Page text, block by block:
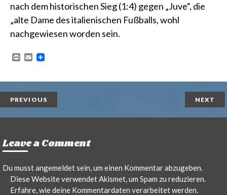
nach dem historischen Sieg (1:4) gegen „Juve“, die
„alte Dame des italienischen Fußballs, wohl
nachgewiesen worden sein.
P
n
t
E
i
l
PREVIOUS NEXT
Leave a Comment
Du musstangemeldetsein, um einen Kommentar abzugeben.
Diese Website verwendet Akismet, um Spam zu reduzieren.
Erfahre, wie deine Kommentardaten verarbeitet werden.